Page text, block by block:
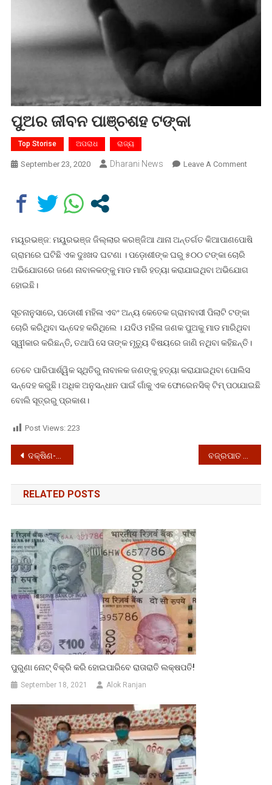
ପୁଅର ଜୀବନ ପାଞ୍ଚଶହ ଟଙ୍କା
Top Storise ଅପରାଧ ରାଜ୍ୟ
September 23, 2020 Dharani News Leave A CommentOn
ମୟୂରଭଞ୍ଜ: ମୟୁରଭଞ୍ଜ ଜିଲ୍ଲାର କରଞ୍ଜିଆ ଥାନା ଅନ୍ତର୍ଗତ କିଆପାଣପୋଷି
ଗ୍ରାମରେ ଘଟିଛି ଏକ ଦୁଃଖଦ ଘଟଣା । ପଡ଼ୋଶୀଙ୍କ ଘରୁ ୫୦୦ ଟଙ୍କା ଚୋରି
ଅଭିଯୋଗରେ ଜଣେ ନାବାଳକଙ୍କୁ ମାଡ ମାରି ହତ୍ୟା କରାଯାଇଥିବା ଅଭିଯୋଗ
ହୋଇଛି।
ସୂଚନାନୁସାରେ, ପଡୋଶୀ ମହିଳା ଏବଂ ଅନ୍ୟ କେତେକ ଗ୍ରାମବାସୀ ପିଲାଟି ଟଙ୍କା
ଚୋରି କରିଥିବା ସନ୍ଦେହ କରିଥିଲେ । ଯଦିଓ ମହିଳା ଜଣକ ପୁଅକୁ ମାଡ ମାରିଥିବା
ସ୍ୱୀକାର କରିଛନ୍ତି, ତଥାପି ସେ ତାଙ୍କ ମୃତ୍ୟୁ ବିଷୟରେ ଜାଣି ନଥିବା କହିଛନ୍ତି।
ତେବେ ପାରିପାର୍ଶ୍ୱିକ ସ୍ଥିତିରୁ ନାବାଳକ ଜଣଙ୍କୁ ହତ୍ୟା କରାଯାଇଥିବା ପୋଲିସ
ସନ୍ଦେହ କରୁଛି। ଅଧିକ ଅନୁସନ୍ଧାନ ପାଇଁ ଗାଁକୁ ଏକ ଫୋରେନସିକ୍ ଟିମ୍ ପଠାଯାଇଛି
ବୋଲି ସୂତ୍ରରୁ ପ୍ରକାଶ।
Post Views: 223
Post
navigation
ଦକ୍ଷିଣ-ପୂର୍ବ ଏସିଆ ସହ ଭାରତର ସୁସମ୍ପର୍କ ସ୍ଥାପନର ମାଧ୍ୟମ ହବ ଶିକ୍ଷା: ପ୍ରଧାନମନ୍ତ୍ରୀ ମୋଦୀ ବଜ୍ରପାତ ସହ ବର୍ଷା ଆଶଙ୍କା; ଏହିସବୁ ଜିଲ୍ଲାକୁ ସତର୍କ ସୂଚନା
RELATED POSTS
ପୁରୁଣା ନୋଟ୍‌ ବିକ୍ରି କରି ହୋଇପାରିବେ ରାତାରାତି ଲକ୍ଷପତି!
September 18, 2021 Alok Ranjan